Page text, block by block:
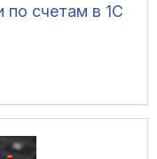
по счетам в 1С